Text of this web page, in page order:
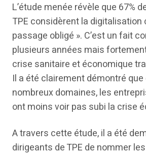
L’étude menée révèle que 67%
TPE considèrent la digitalisation
passage obligé ». C’est un fait
plusieurs années mais
crise sanitaire et économique
Il a été clairement démontré que
nombreux domaines, les
ont moins voir pas subi la crise
A travers cette étude, il a été
dirigeants de TPE de nommer